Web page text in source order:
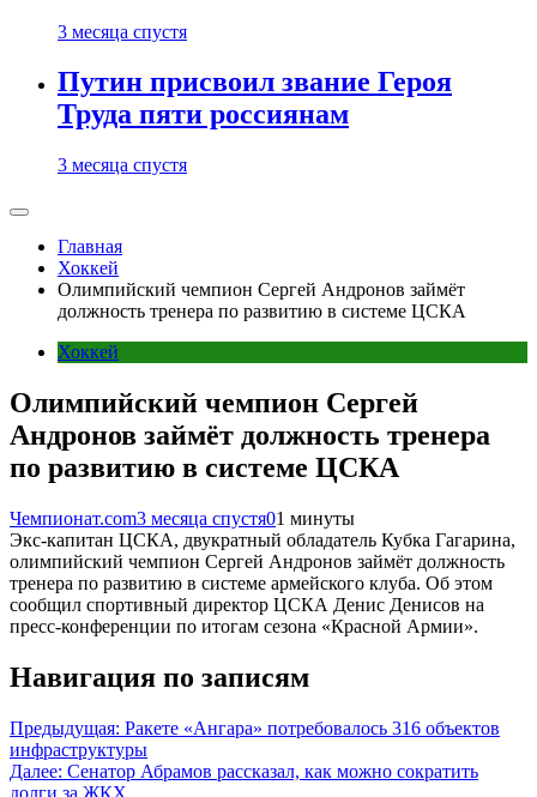
3 месяца спустя
Путин присвоил звание Героя
Труда пяти россиянам
3 месяца спустя
Главная
Хоккей
Олимпийский чемпион Сергей Андронов займёт
должность тренера по развитию в системе ЦСКА
Хоккей
Олимпийский чемпион Сергей
Андронов займёт должность тренера
по развитию в системе ЦСКА
Чемпионат.com3 месяца спустя01 минуты
Экс-капитан ЦСКА, двукратный обладатель Кубка Гагарина,
олимпийский чемпион Сергей Андронов займёт должность
тренера по развитию в системе армейского клуба. Об этом
сообщил спортивный директор ЦСКА Денис Денисов на
пресс-конференции по итогам сезона «Красной Армии».
Навигация по записям
Предыдущая: Ракете «Ангара» потребовалось 316 объектов
инфраструктуры
Далее: Сенатор Абрамов рассказал, как можно сократить
долги за ЖКХ